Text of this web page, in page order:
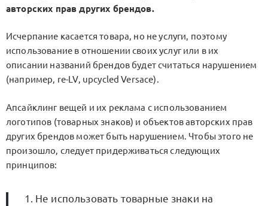
авторских прав других брендов.
Исчерпание касается товара, но не услуги, поэтому
использование в отношении своих услуг или в их
описании названий брендов будет считаться нарушением
(например, re-LV, upcycled Versace).
Апсайклинг вещей и их реклама с использованием
логотипов (товарных знаков) и объектов авторских прав
других брендов может быть нарушением. Чтобы этого не
произошло, следует придерживаться следующих
принципов:
Не использовать товарные знаки на